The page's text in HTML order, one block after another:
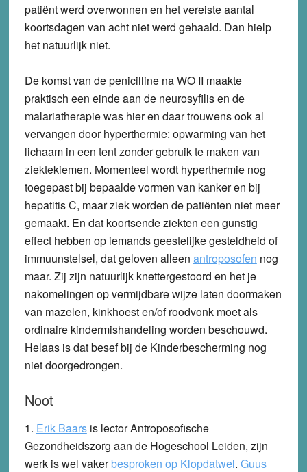
patiënt werd overwonnen en het vereiste aantal
koortsdagen van acht niet werd gehaald. Dan hielp
het natuurlijk niet.
De komst van de penicilline na WO II maakte
praktisch een einde aan de neurosyfilis en de
malariatherapie was hier en daar trouwens ook al
vervangen door hyperthermie: opwarming van het
lichaam in een tent zonder gebruik te maken van
ziektekiemen. Momenteel wordt hyperthermie nog
toegepast bij bepaalde vormen van kanker en bij
hepatitis C, maar ziek worden de patiënten niet meer
gemaakt. En dat koortsende ziekten een gunstig
effect hebben op iemands geestelijke gesteldheid of
immuunstelsel, dat geloven alleen antroposofen nog
maar. Zij zijn natuurlijk knettergestoord en het je
nakomelingen op vermijdbare wijze laten doormaken
van mazelen, kinkhoest en/of roodvonk moet als
ordinaire kindermishandeling worden beschouwd.
Helaas is dat besef bij de Kinderbescherming nog
niet doorgedrongen.
Noot
1. Erik Baarsis lector Antroposofische
Gezondheidszorg aan de Hogeschool Leiden, zijn
werk is wel vakerbesproken op Klopdatwel. Guus